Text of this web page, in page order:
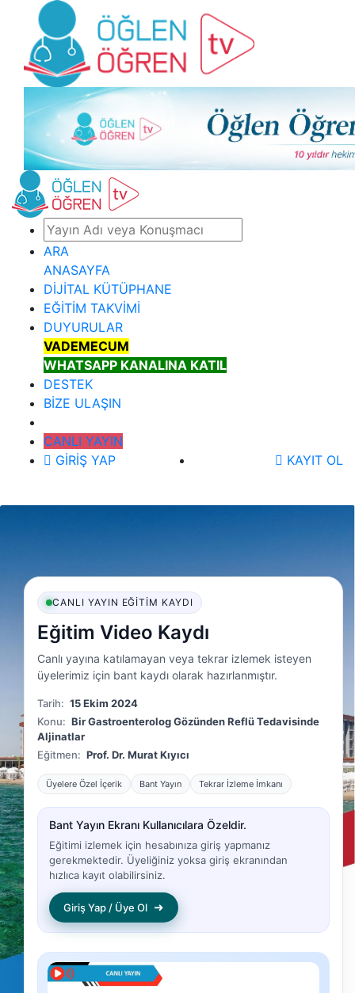
ARA
ANASAYFA
DİJİTAL KÜTÜPHANE
EĞİTİM TAKVİMİ
DUYURULAR
VADEMECUM
WHATSAPP KANALINA KATIL
DESTEK
BİZE ULAŞIN
CANLI YAYIN
GİRİŞ YAP
KAYIT OL
CANLI YAYIN EĞITIM KAYDI
Eğitim Video Kaydı
Canlı yayına katılamayan veya tekrar izlemek isteyen
üyelerimiz için bant kaydı olarak hazırlanmıştır.
Tarih: 15 Ekim 2024
Konu: Bir Gastroenterolog Gözünden Reflü Tedavisinde
Aljinatlar
Eğitmen: Prof. Dr. Murat Kıyıcı
Üyelere Özel İçerik Bant Yayın Tekrar İzleme İmkanı
Bant Yayın Ekranı Kullanıcılara Özeldir.
Eğitimi izlemek için hesabınıza giriş yapmanız
gerekmektedir. Üyeliğiniz yoksa giriş ekranından
hızlıca kayıt olabilirsiniz.
Giriş Yap / Üye Ol ➜